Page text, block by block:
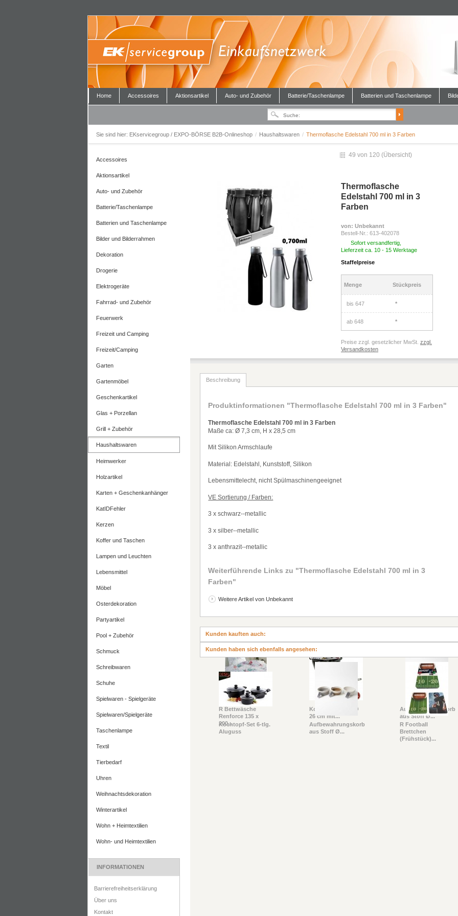
Home Accessoires Aktionsartikel Auto- und Zubehör Batterie/Taschenlampe Batterien und Taschenlampe
Sie sind hier: EKservicegroup / EXPO-BÖRSE B2B-Onlineshop / Haushaltswaren / Thermoflasche Edelstahl 700 ml in 3 Farben
Accessoires
Aktionsartikel
Auto- und Zubehör
Batterie/Taschenlampe
Batterien und Taschenlampe
Bilder und Bilderrahmen
Dekoration
Drogerie
Elektrogeräte
Fahrrad- und Zubehör
Feuerwerk
Freizeit und Camping
Freizeit/Camping
Garten
Gartenmöbel
Geschenkartikel
Glas + Porzellan
Grill + Zubehör
Haushaltswaren
Heimwerker
Holzartikel
Karten + Geschenkanhänger
KatIDFehler
Kerzen
Koffer und Taschen
Lampen und Leuchten
Lebensmittel
Möbel
Osterdekoration
Partyartikel
Pool + Zubehör
Schmuck
Schreibwaren
Schuhe
Spielwaren - Spielgeräte
Spielwaren/Spielgeräte
Taschenlampe
Textil
Tierbedarf
Uhren
Weihnachtsdekoration
Winterartikel
Wohn + Heimtextilien
Wohn- und Heimtextilien
INFORMATIONEN
Barrierefreiheitserklärung
Über uns
Kontakt
49 von 120 (Übersicht)
Thermoflasche
Edelstahl 700 ml in 3
Farben
von: Unbekannt
Bestell-Nr.: 613-402078
Sofort versandfertig,
Lieferzeit ca. 10 - 15 Werktage
Staffelpreise
Menge Stückpreis
bis 647 *
ab 648 *
Preise zzgl. gesetzlicher MwSt. zzgl.
Versandkosten
Beschreibung
Produktinformationen "Thermoflasche Edelstahl 700 ml in 3 Farben"
Thermoflasche Edelstahl 700 ml in 3 Farben
Maße ca:Ø 7,3 cm, H x 28,5 cm
Mit Silikon Armschlaufe
Material: Edelstahl, Kunststoff, Silikon
Lebensmittelecht, nicht Spü lmaschinengeeignet
VE Sortierung / Farben:
3 x schwarz--metallic
3 x silber--metallic
3 x anthrazit--metallic
Weiterführende Links zu "Thermoflasche Edelstahl 700 ml in 3
Farben"
Weitere Artikel von Unbekannt
Kunden kauften auch:
R Bettwäsche
Renforce 135 x
200...
Kochtopf 10 Ltr. Ø
26 cm mit...
Aufbewahrungskorb
aus Stoff Ø...
Kunden haben sich ebenfalls angesehen:
Kochtopf-Set 6-tlg.
Aluguss
Aufbewahrungskorb
aus Stoff Ø...
R Football
Brettchen
(Frühstück)...